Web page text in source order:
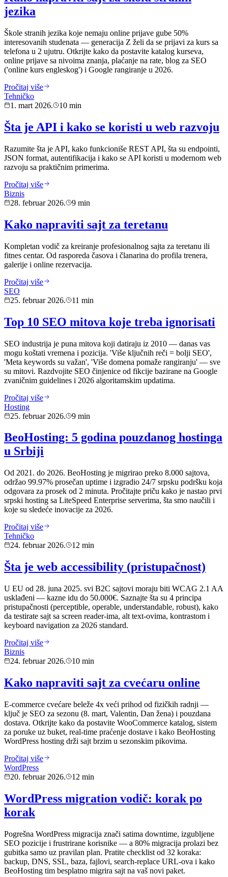
jezika
Škole stranih jezika koje nemaju online prijave gube 50%
interesovanih studenata — generacija Z želi da se prijavi za kurs sa
telefona u 2 ujutru. Otkrijte kako da postavite katalog kurseva,
online prijave sa nivoima znanja, plaćanje na rate, blog za SEO
('online kurs engleskog') i Google rangiranje u 2026.
Pročitaj više
Tehničko
1. mart 2026.
10 min
Šta je API i kako se koristi u web razvoju
Razumite šta je API, kako funkcioniše REST API, šta su endpointi,
JSON format, autentifikacija i kako se API koristi u modernom web
razvoju sa praktičnim primerima.
Pročitaj više
Biznis
28. februar 2026.
9 min
Kako napraviti sajt za teretanu
Kompletan vodič za kreiranje profesionalnog sajta za teretanu ili
fitnes centar. Od rasporeda časova i članarina do profila trenera,
galerije i online rezervacija.
Pročitaj više
SEO
25. februar 2026.
11 min
Top 10 SEO mitova koje treba ignorisati
SEO industrija je puna mitova koji datiraju iz 2010 — danas vas
mogu koštati vremena i pozicija. 'Više ključnih reči = bolji SEO',
'Meta keywords su važan', 'Više domena pomaže rangiranju' — sve
su mitovi. Razdvojite SEO činjenice od fikcije bazirane na Google
zvaničnim guidelines i 2026 algoritamskim updatima.
Pročitaj više
Hosting
25. februar 2026.
9 min
BeoHosting: 5 godina pouzdanog hostinga
u Srbiji
Od 2021. do 2026. BeoHosting je migrirao preko 8.000 sajtova,
održao 99.97% prosečan uptime i izgradio 24/7 srpsku podršku koja
odgovara za prosek od 2 minuta. Pročitajte priču kako je nastao prvi
srpski hosting sa LiteSpeed Enterprise serverima, šta smo naučili i
koje su sledeće inovacije za 2026.
Pročitaj više
Tehničko
24. februar 2026.
12 min
Šta je web accessibility (pristupačnost)
U EU od 28. juna 2025. svi B2C sajtovi moraju biti WCAG 2.1 AA
usklađeni — kazne idu do 50.000€. Saznajte šta su 4 principa
pristupačnosti (perceptible, operable, understandable, robust), kako
da testirate sajt sa screen reader-ima, alt text-ovima, kontrastom i
keyboard navigation za 2026 standard.
Pročitaj više
Biznis
24. februar 2026.
10 min
Kako napraviti sajt za cvećaru online
E-commerce cvećare beležе 4x veći prihod od fizičkih radnji —
ključ je SEO za sezonu (8. mart, Valentin, Dan žena) i pouzdana
dostava. Otkrijte kako da postavite WooCommerce katalog, sistem
za poruke uz buket, real-time praćenje dostave i kako BeoHosting
WordPress hosting drži sajt brzim u sezonskim pikovima.
Pročitaj više
WordPress
20. februar 2026.
12 min
WordPress migration vodič: korak po
korak
Pogrešna WordPress migracija znači satima downtime, izgubljene
SEO pozicije i frustrirane korisnike — a 80% migracija prolazi bez
gubitka samo uz pravilan plan. Pratite checklist od 32 koraka:
backup, DNS, SSL, baza, fajlovi, search-replace URL-ova i kako
BeoHosting tim besplatno migrira sajt na vaš novi paket.